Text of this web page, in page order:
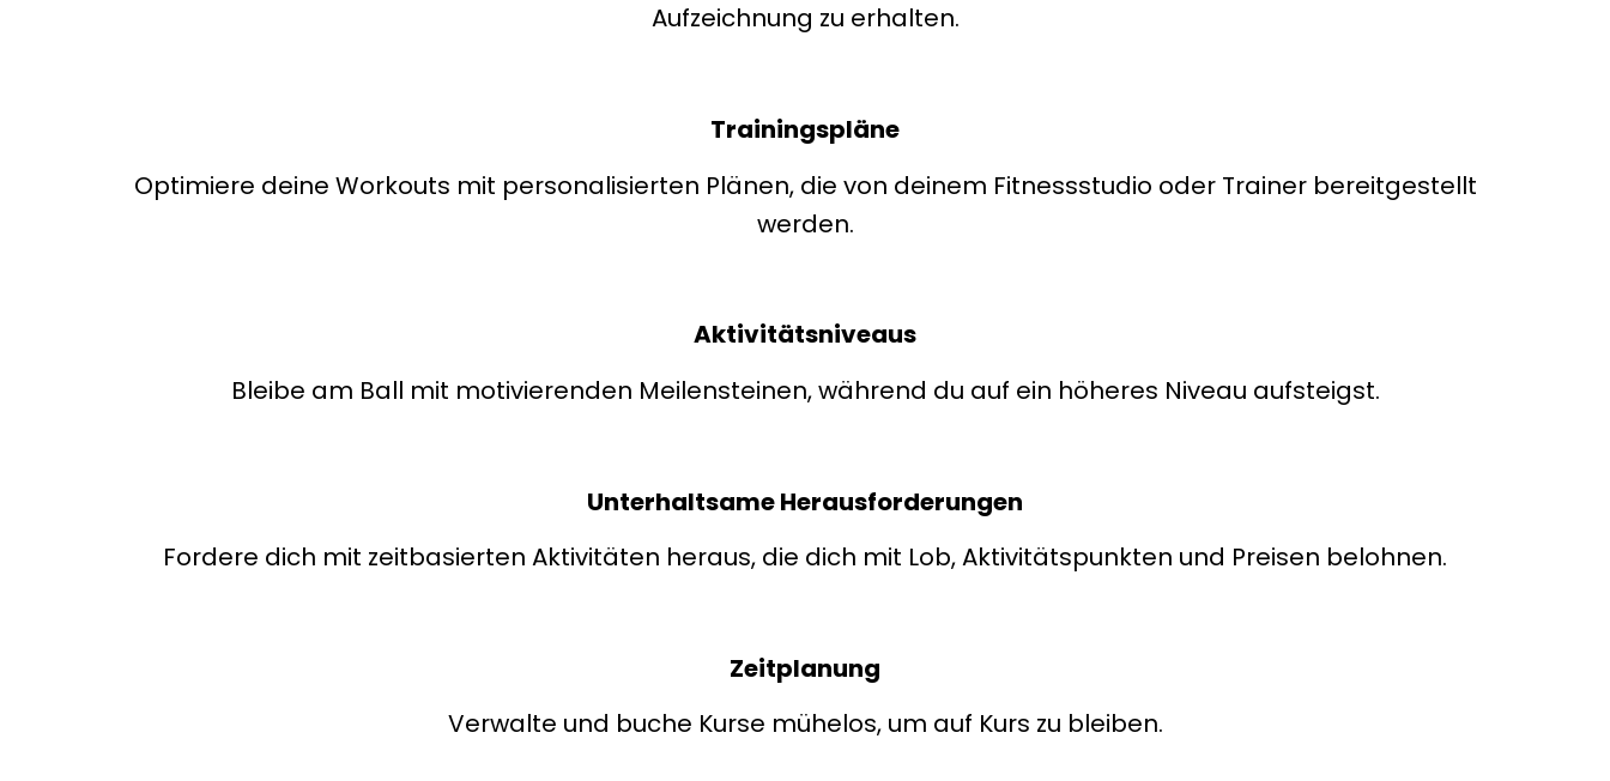
Aufzeichnung zu erhalten.
Trainingspläne
Optimiere deine Workouts mit personalisierten Plänen, die von deinem Fitnessstudio oder Trainer bereitgestellt
werden.
Aktivitätsniveaus
Bleibe am Ball mit motivierenden Meilensteinen, während du auf ein höheres Niveau aufsteigst.
Unterhaltsame Herausforderungen
Fordere dich mit zeitbasierten Aktivitäten heraus, die dich mit Lob, Aktivitätspunkten und Preisen belohnen.
Zeitplanung
Verwalte und buche Kurse mühelos, um auf Kurs zu bleiben.